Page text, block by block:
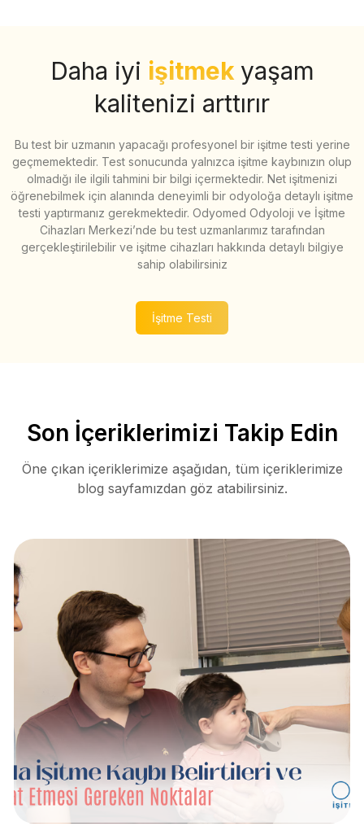
Daha iyi işitmek yaşam
kalitenizi arttırır
Bu test bir uzmanın yapacağı profesyonel bir işitme testi yerine
geçmemektedir. Test sonucunda yalnızca işitme kaybınızın olup
olmadığı ile ilgili tahmini bir bilgi içermektedir. Net işitmenizi
öğrenebilmek için alanında deneyimli bir odyoloğa detaylı işitme
testi yaptırmanız gerekmektedir. Odyomed Odyoloji ve İşitme
Cihazları Merkezi’nde bu test uzmanlarımız tarafından
gerçekleştirilebilir ve işitme cihazları hakkında detaylı bilgiye
sahip olabilirsiniz
İşitme Testi
Son İçeriklerimizi Takip Edin
Öne çıkan içeriklerimize aşağıdan, tüm içeriklerimize
blog sayfamızdan göz atabilirsiniz.